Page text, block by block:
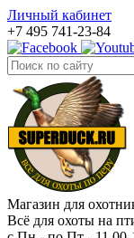
Личный кабинет
+7 495 741-23-84
Магазин для
Всё для охоты на